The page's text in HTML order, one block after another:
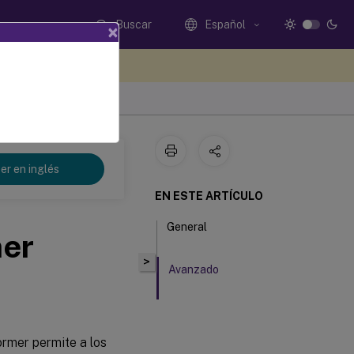
Buscar Español
en inglés
permite a los
>
EN ESTE ARTÍCULO
General
Avanzado
×